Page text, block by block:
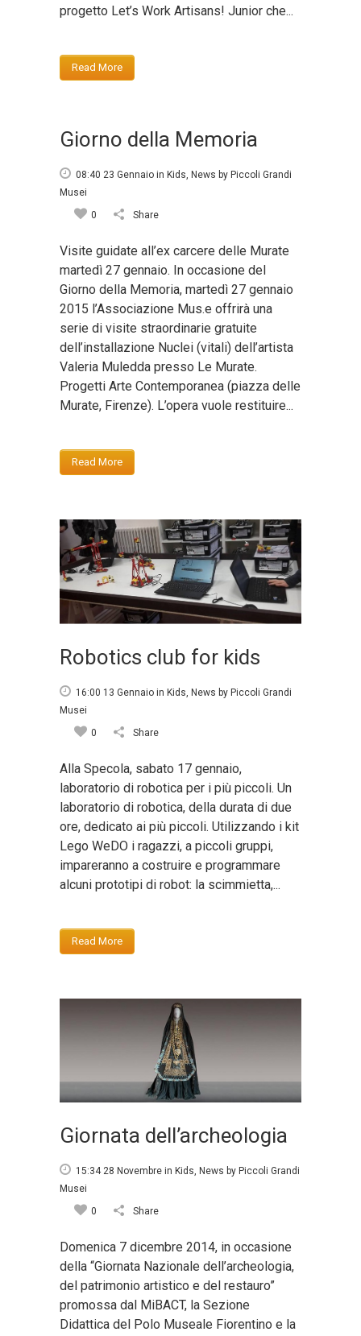
progetto Let’s Work Artisans! Junior che...
Read More
Giorno della Memoria
08:40 23 Gennaio in Kids, News by Piccoli Grandi
Musei
0
Share
Visite guidate all’ex carcere delle Murate
martedì 27 gennaio. In occasione del
Giorno della Memoria, martedì 27 gennaio
2015 l’Associazione Mus.e offrirà una
serie di visite straordinarie gratuite
dell’installazione Nuclei (vitali) dell’artista
Valeria Muledda presso Le Murate.
Progetti Arte Contemporanea (piazza delle
Murate, Firenze). L’opera vuole restituire...
Read More
Robotics club for kids
16:00 13 Gennaio in Kids News by Piccoli Grandi
Musei
0
Share
Alla Specola, sabato 17 gennaio,
laboratorio di robotica per i più piccoli. Un
laboratorio di robotica, della durata di due
ore, dedicato ai più piccoli. Utilizzando i kit
Lego WeDO i ragazzi, a piccoli gruppi,
impareranno a costruire e programmare
alcuni prototipi di robot: la scimmietta,...
Read More
Giornata dell’archeologia
15:34 28 Novembre in Kids News by Piccoli Grandi
Musei
0
Share
Domenica 7 dicembre 2014, in occasione
della “Giornata Nazionale dell’archeologia,
del patrimonio artistico e del restauro”
promossa dal MiBACT, la Sezione
Didattica del Polo Museale Fiorentino e la